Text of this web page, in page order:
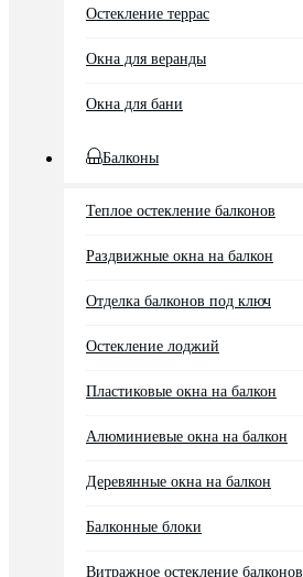
Остекление террас
Окна для веранды
Окна для бани
Балконы
Теплое остекление балконов
Раздвижные окна на балкон
Отделка балконов под ключ
Остекление лоджий
Пластиковые окна на балкон
Алюминиевые окна на балкон
Деревянные окна на балкон
Балконные блоки
Витражное остекление балконов